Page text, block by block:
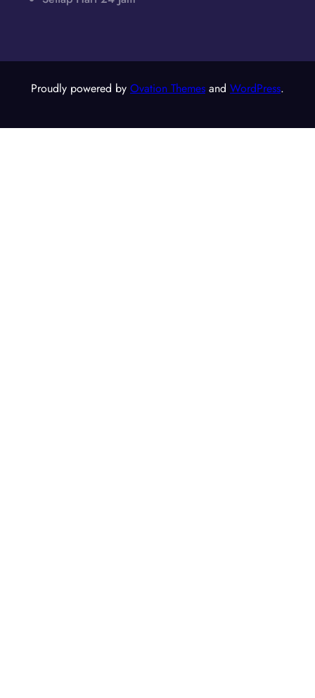
Proudly powered by Ovation Themes and WordPress.